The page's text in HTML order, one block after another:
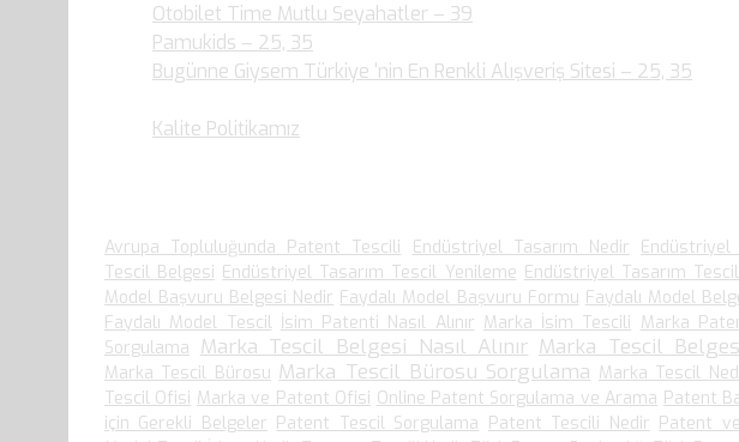
Otobilet Time Mutlu Seyahatler – 39
Pamukids – 25, 35
Bugünne Giysem Türkiye ‘nin En Renkli Alışveriş Sitesi – 25, 35
Kalite Politikamız
Avrupa Topluluğunda Patent Tescili Endüstriyel Tasarım Nedir Endüstriyel
Tescil Belgesi Endüstriyel Tasarım Tescil Yenileme Endüstriyel Tasarım
Model Başvuru Belgesi Nedir Faydalı Model Başvuru Formu Faydalı Model
Faydalı Model Tescil İsim Patenti Nasıl Alınır Marka İsim Tescili Marka
Sorgulama Marka Tescil Belgesi Nasıl Alınır Marka Tescil
Marka Tescil Bürosu Marka Tescil Bürosu Sorgulama Marka Tescil
Tescil Ofisi Marka ve Patent Ofisi Online Patent Sorgulama ve Arama Patent
için Gerekli Belgeler Patent Tescil Sorgulama Patent Tescili Nedir Patent